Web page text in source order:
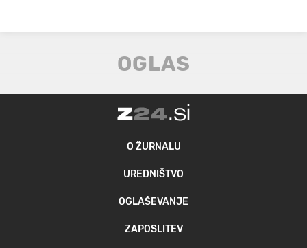
O ŽURNALU
UREDNIŠTVO
OGLAŠEVANJE
ZAPOSLITEV